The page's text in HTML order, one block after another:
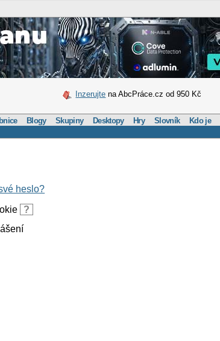
Inzerujte na AbcPráce.cz od 950 Kč
Blogy Skupiny Desktopy Hry Slovník Kdo je
heslo?
?